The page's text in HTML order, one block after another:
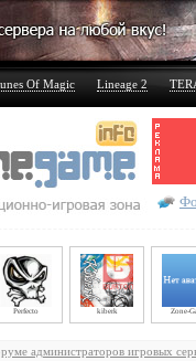
Of Magic Lineage 2
Perfecto kiberk Zone-
администраторов игровых